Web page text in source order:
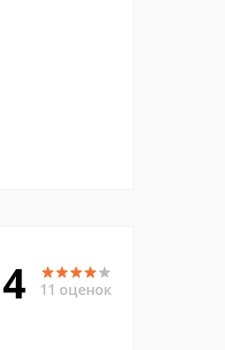
4 11 оценок